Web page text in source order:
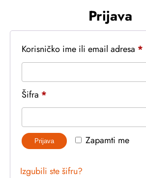
Prijava
Korisničko ime ili email adresa *
Šifra *
Zapamti me
Prijava
Izgubili ste šifru?